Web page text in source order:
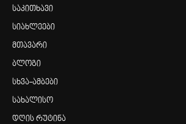
საკითხავი
სიახლეები
მთავარი
ბლოგი
სხვა-ამბები
სახალისო
დღის რუტინა